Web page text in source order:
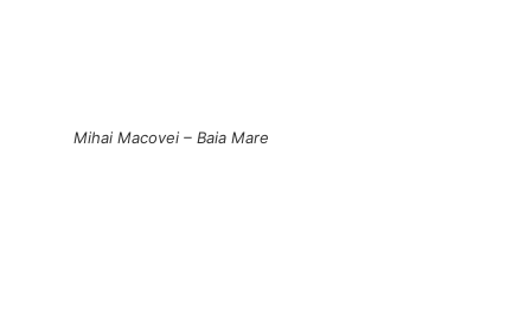
Mihai Macovei – Baia Mare